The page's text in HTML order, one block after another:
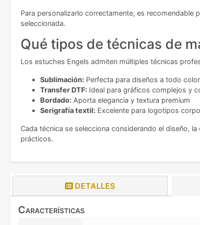
Para personalizarlo correctamente, es
seleccionada.
Qué tipos de técnicas de
Los estuches Engels admiten múltiples técnicas
Sublimación: Perfecta para diseños a todo
Transfer DTF: Ideal para gráficos complejos y
Bordado: Aporta elegancia y textura premium
Serigrafía textil: Excelente para logotipos
Cada técnica se selecciona considerando el diseño,
prácticos.
DETALLES
Características